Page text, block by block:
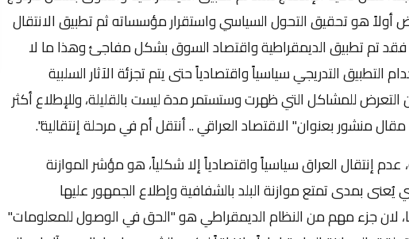
هو تحقيق التحول السياسي واستقرار مؤسساته ثم تطبيق الانتقال
فقد تم تطبيق الديمقراطية واقتصاد السوق بشكل مفاجئ وهذا ما لا
التدريجي سياسياً واقتصادياً حتى يتم تجزئة الآثار السلبية
للمشاكل التي ظهرت وستستمر مدة ليست بالقليلة، وللإطلاع أكثر
منشور بعنوان" الاقتصاد العراقي .. أنتقل أم في مرحلة إنتقالية".
إنتقال العراق سياسياً واقتصادياً إلا شكلياً، هو مؤشر الموازنة
بمدى تمتع موازنة البلد بالشفافية وإطلاع الجمهور عليها
لان جزء مهم من النظام الديمقراطي هو "الحق في الوصول للمعلومات"